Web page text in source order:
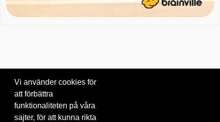
© 2026 Brainville AB. |Villkor för tjänsten
Vi använder cookies för
att förbättra
funktionaliteten på våra
sajter, för att kunna rikta